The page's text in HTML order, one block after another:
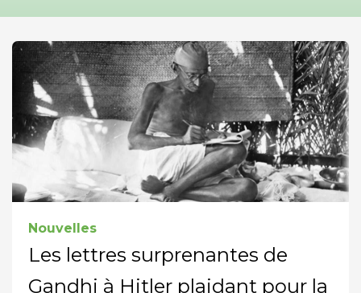
Nouvelles
Les lettres surprenantes de
Gandhi à Hitler plaidant pour la